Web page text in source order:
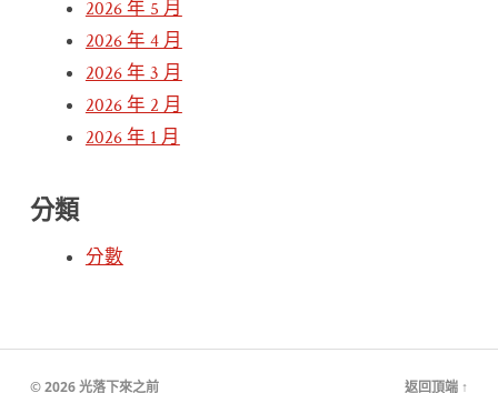
2026 年 5 月
2026 年 4 月
2026 年 3 月
2026 年 2 月
2026 年 1 月
分類
分數
© 2026光落下來之前 返回頂端 ↑